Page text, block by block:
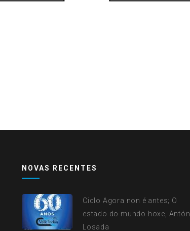
NOVAS RECENTES
Ciclo Agora non é antes; O
estado do mundo hoxe, Antón
Losada